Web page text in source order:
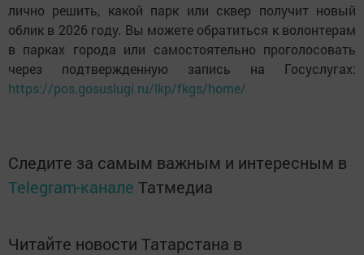
лично решить, какой парк или сквер получит новый
облик в 2026 году. Вы можете обратиться к волонтерам
в парках города или самостоятельно проголосовать
через подтвержденную запись на Госуслугах:
https://pos.gosuslugi.ru/lkp/fkgs/home/
Следите за самым важным и интересным в
Telegram-канале Татмедиа
Читайте новости Татарстана в